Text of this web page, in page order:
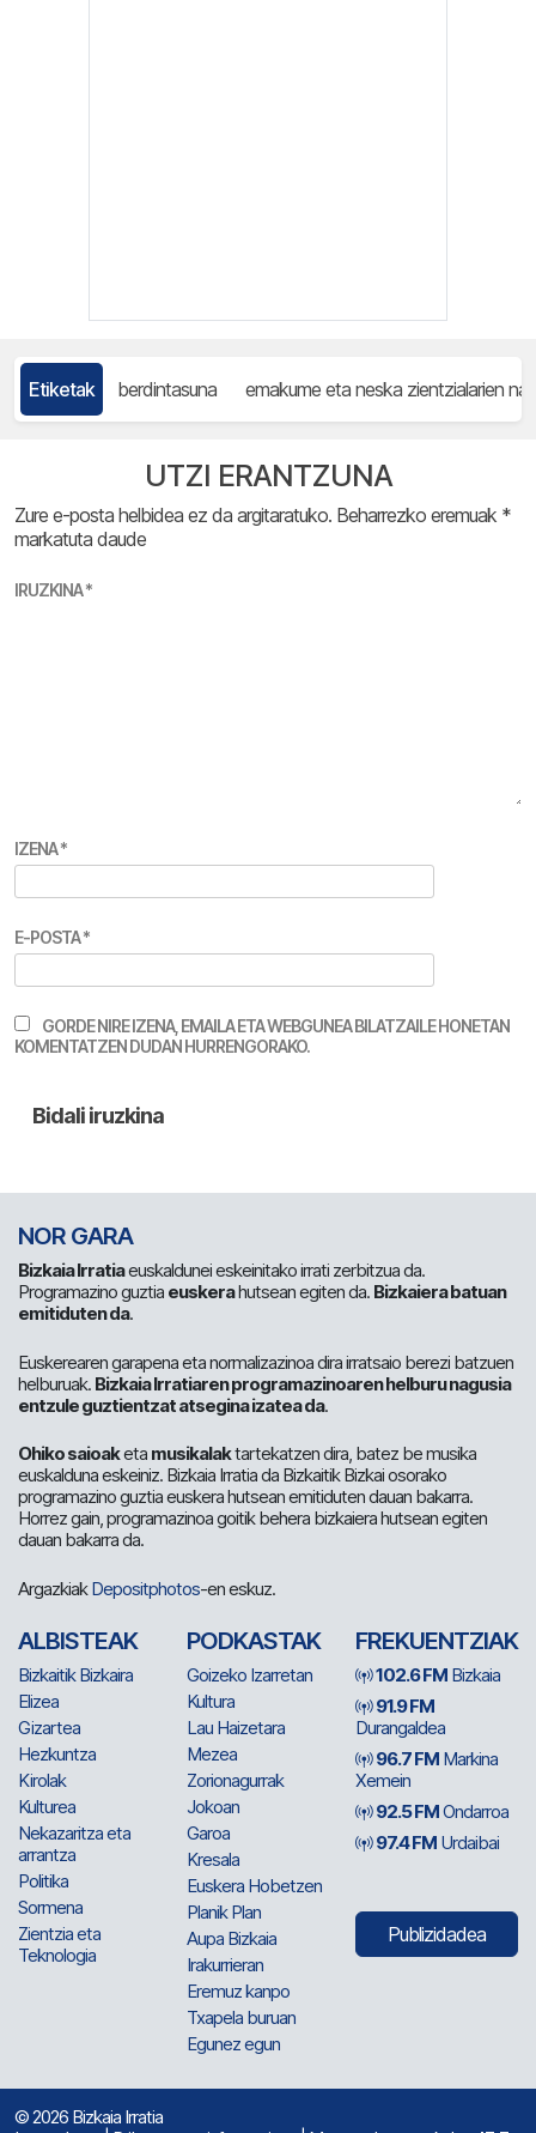
Etiketak berdintasuna emakume eta neska zientzialarien
UTZI ERANTZUNA
Zure e-posta helbidea ez da argitaratuko. Beharrezko eremuak *
markatuta daude
IRUZKINA*
IZENA*
E-POSTA*
GORDE NIRE IZENA, EMAILA ETA WEBGUNEA BILATZAILE HONETAN
KOMENTATZEN DUDAN HURRENGORAKO.
NOR GARA
Bizkaia Irratiaeuskaldunei eskeinitako irrati zerbitzua da.
Programazino guztia euskerahutsean egiten da. Bizkaiera batuan
emitiduten da.
Euskerearen garapena eta normalizazinoa dira irratsaio berezi batzuen
helburuak. Bizkaia Irratiaren programazinoaren helburu nagusia
entzule guztientzat atsegina izatea da.
Ohiko saioaketa musikalaktartekatzen dira, batez be musika
euskalduna eskeiniz. Bizkaia Irratia da Bizkaitik Bizkai osorako
programazino guztia euskera hutsean emitiduten dauan bakarra.
Horrez gain, programazinoa goitik behera bizkaiera hutsean egiten
dauan bakarra da.
ArgazkiakDepositphotos-en eskuz.
ALBISTEAK
Bizkaitik Bizkaira
Elizea
Gizartea
Hezkuntza
Kirolak
Kulturea
Nekazaritza eta
arrantza
Politika
Sormena
Zientzia eta
Teknologia
PODKASTAK
Goizeko Izarretan
Kultura
Lau Haizetara
Mezea
Zorionagurrak
Jokoan
Garoa
Kresala
Euskera Hobetzen
Planik Plan
Aupa Bizkaia
Irakurrieran
Eremuz kanpo
Txapela buruan
Egunez egun
FREKUENTZIAK
102.6 FM Bizkaia
91.9 FM
Durangaldea
96.7 FM Markina
Xemein
92.5 FMOndarroa
97.4 FM Urdaibai
Publizidadea
© 2026 Bizkaia Irratia